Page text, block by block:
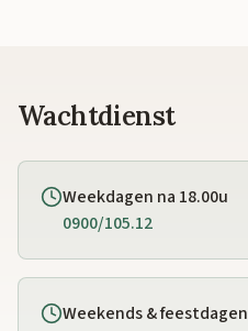
Wachtdienst
Weekdagen na 18.00u
0900/105.12
Weekends & feestdagen